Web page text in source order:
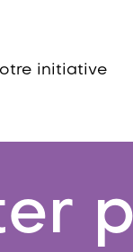
initiative